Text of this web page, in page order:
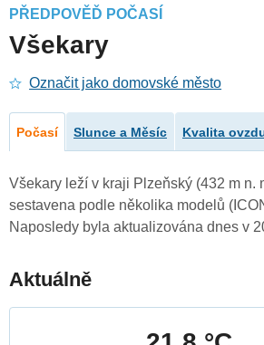
PŘEDPOVĚĎ POČASÍ
Všekary
Označit jako domovské město
Počasí Slunce a Měsíc Kvalita
Všekary leží v kraji Plzeňský (432 m n.
sestavena podle několika modelů
Naposledy byla aktualizována dnes v
Aktuálně